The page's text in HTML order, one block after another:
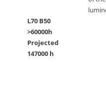
L70 B50
>60000h
Projected
147000 h